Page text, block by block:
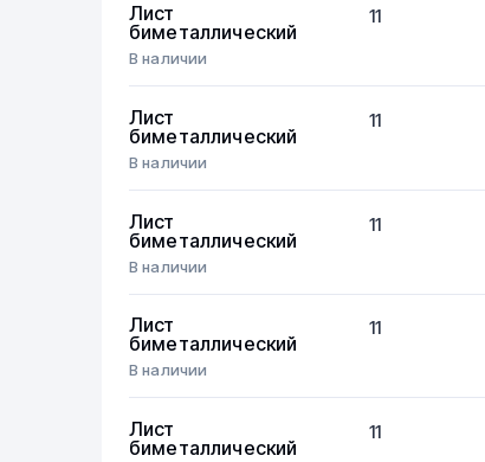
Лист
биметаллический
В наличии
11
Лист
биметаллический
В наличии
11
Лист
биметаллический
В наличии
11
Лист
биметаллический
В наличии
11
Лист
биметаллический
11